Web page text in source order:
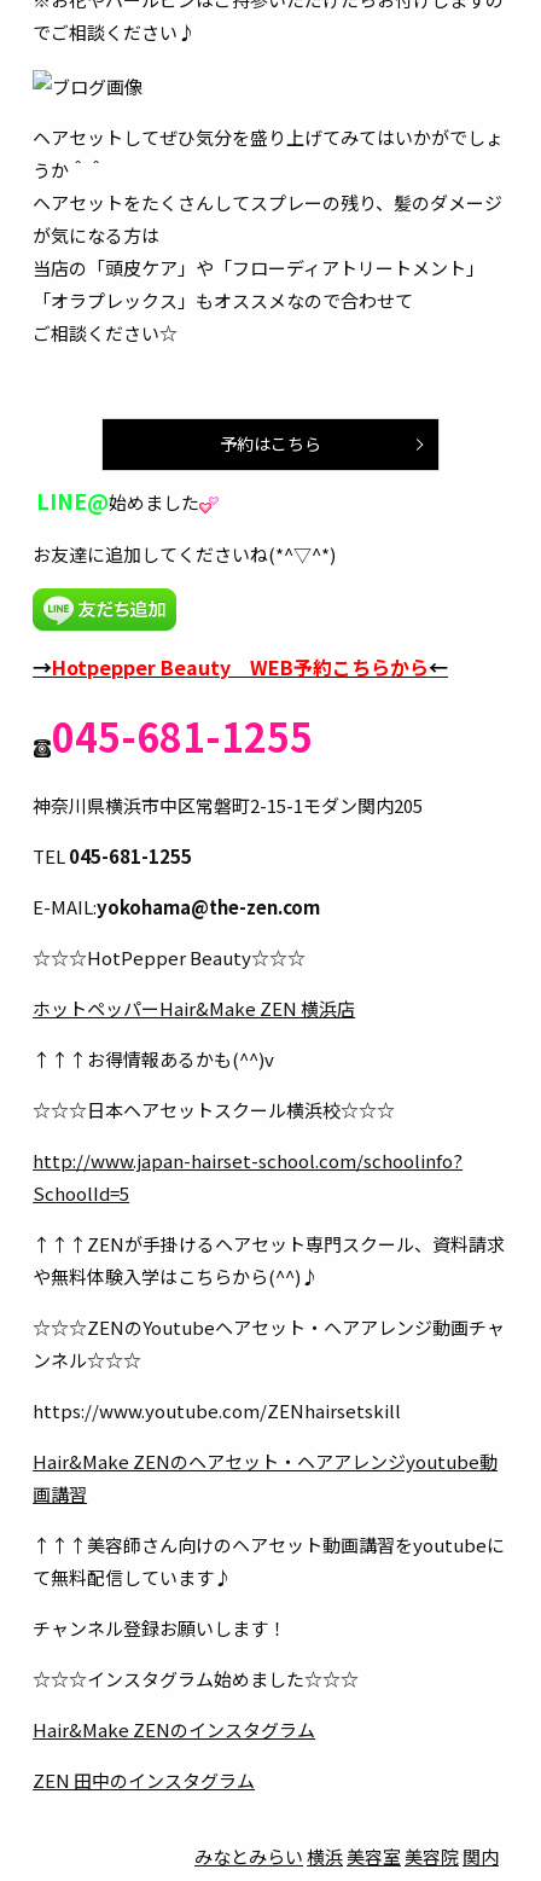
でご相談ください♪
ヘアセットしてぜひ気分を盛り上げてみてはいかがでしょ
うか＾＾
ヘアセットをたくさんしてスプレーの残り、髪のダメージ
が気になる方は
当店の「頭皮ケア」や「フローディアトリートメント」
「オラプレックス」もオススメなので合わせて
ご相談ください☆
予約はこちら
LINE@始めました
お友達に追加してくださいね(*^▽^*)
→Hotpepper Beauty WEB予約こちらから←
045-681-1255
神奈川県横浜市中区常磐町2-15-1モダン関内205
TEL045-681-1255
E-MAIL:yokohama@the-zen.com
☆☆☆HotPepper Beauty☆☆☆
ホットペッパーHair&Make ZEN 横浜店
↑↑↑お得情報あるかも(^^)v
☆☆☆日本ヘアセットスクール横浜校☆☆☆
http://www.japan-hairset-school.com/schoolinfo?
SchoolId=5
↑↑↑ZENが手掛けるヘアセット専門スクール、資料請求
や無料体験入学はこちらから(^^)♪
☆☆☆ZENのYoutubeヘアセット・ヘアアレンジ動画チャ
ンネル☆☆☆
https://www.youtube.com/ZENhairsetskill
Hair&Make ZENのヘアセット・ヘアアレンジyoutube動
画講習
↑↑↑美容師さん向けのヘアセット動画講習をyoutubeに
て無料配信しています♪
チャンネル登録お願いします！
☆☆☆インスタグラム始めました☆☆☆
Hair&Make ZENのインスタグラム
ZEN 田中のインスタグラム
みなとみらい横浜美容室美容院関内